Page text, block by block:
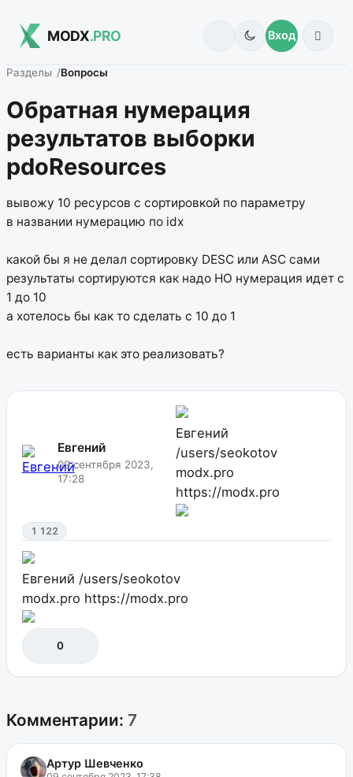
MODX.PRO Вход
Разделы Вопросы
Обратная нумерация
результатов выборки
pdoResources
вывожу 10 ресурсов с сортировкой по параметру
в названии нумерацию по idx
какой бы я не делал сортировку DESC или ASC сами
результаты сортируются как надо НО нумерация идет с
1 до 10
а хотелось бы как то сделать с 10 до 1
есть варианты как это реализовать?
Евгений
09 сентября 2023,
17:28
Евгений
/users/seokotov
modx.pro
https://modx.pro
1 122
Евгений /users/seokotov
modx.pro https://modx.pro
0
Комментарии: 7
Артур Шевченко